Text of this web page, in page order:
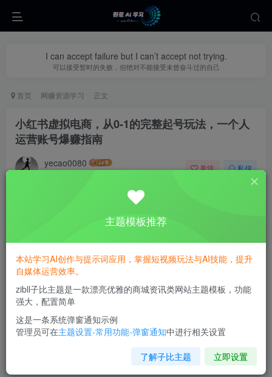
I can accept failure but I can’t accept not trying.
可以接受暂时的失败，但绝对不能接受未曾奋斗过的自己
首页 网赚资源学习 正文
小红书虚拟电商，从0-1的完整起号玩法，一个人
运营账号爆赚指南
yecao0080 关注 私信
今天给大家分享的是《小红书虚拟电商》项目
在小红书上卖虚拟资料，就是开一家小店，卖各种虚拟产
主题模板推荐
本站学习AI创作与提示词应用，掌握短视频玩法与AI技能，提升
自媒体运营效率。
zibll子比主题是一款漂亮优雅的商城资讯类网站主题模板，功能
强大，配置简单
这是一条系统弹窗通知示例
管理员可在主题设置-常用功能-弹窗通知中进行相关设置
了解子比主题 立即设置